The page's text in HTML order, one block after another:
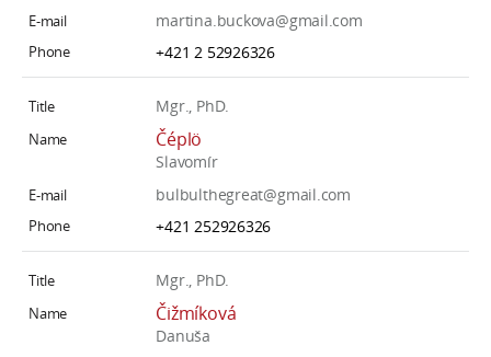
martina.buckova@gmail.com
+421 2 52926326
Mgr., PhD.
Čéplö
Slavomír
bulbulthegreat@gmail.com
+421 252926326
Mgr., PhD.
Čižmíková
Danuša